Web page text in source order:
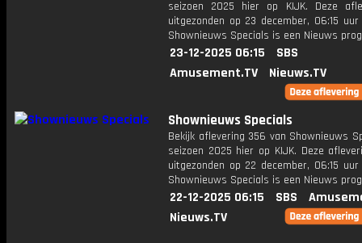
seizoen 2025 hier op KIJK. Deze
uitgezonden op 23 december, 06:15
Shownieuws Specials is een Nieuws
23-12-2025 06:15
SBS
Amusement.TV
Nieuws.TV
Shownieuws Specials
Bekijk aflevering 356 van Shownieuws
seizoen 2025 hier op KIJK. Deze
uitgezonden op 22 december, 06:15
Shownieuws Specials is een Nieuws
22-12-2025 06:15 SBS
Nieuws.TV